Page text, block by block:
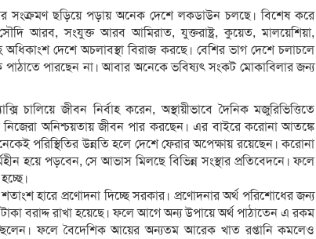
সংক্রমণ ছড়িয়ে পড়ায় অনেক দেশে লকডাউন চলছে। বিশেষ করে
সৌদি আরব, সংযুক্ত আরব আমিরাত, যুক্তরাষ্ট্র, কুয়েত, মালয়েশিয়া,
দেশে অচলাবস্থা বিরাজ করছে। বেশির ভাগ দেশে চলাচলে
পাঠাতে পারছেন না। আবার অনেকে ভবিষ্যৎ সংকট মোকাবিলার জন্য
চালিয়ে জীবন নির্বাহ করেন, অস্থায়ীভাবে দৈনিক মজুরিভিত্তিতে
নিজেরা অনিশ্চয়তায় জীবন পার করছেন। এর বাইরে করোনা আতঙ্কে
পরিস্থিতির উন্নতি হলে দেশে ফেরার অপেক্ষায় রয়েছেন। করোনা
হয়ে পড়বেন, সে আভাস মিলছে বিভিন্ন সংস্থার প্রতিবেদনে। ফলে
হারে প্রণোদনা দিচ্ছে সরকার। প্রণোদনার অর্থ পরিশোধের জন্য
বরাদ্দ রাখা হয়েছে। ফলে আগে অন্য উপায়ে অর্থ পাঠাতেন এ রকম
ফলে বৈদেশিক আয়ের অন্যতম আরেক খাত রপ্তানি কমলেও